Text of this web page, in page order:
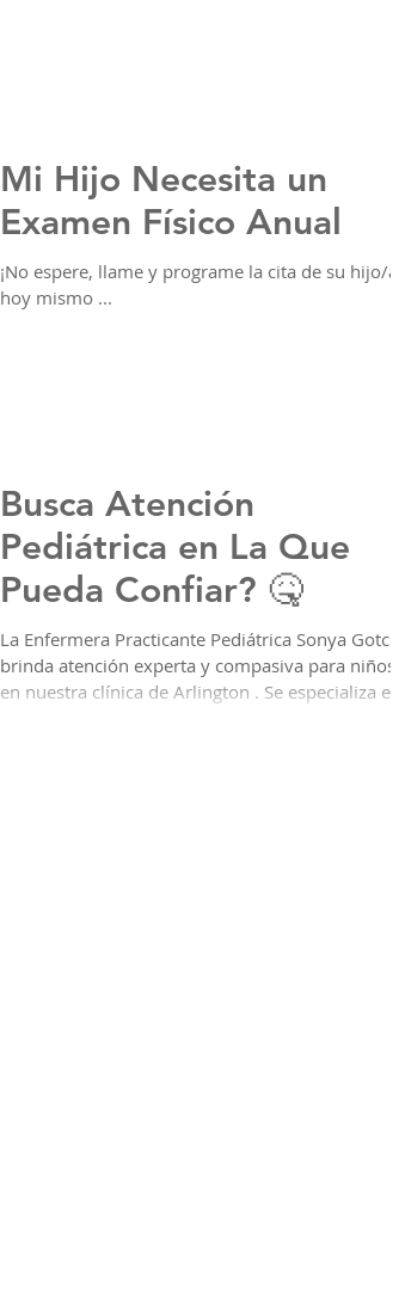
Mi Hijo Necesita un
Examen Físico Anual
¡No espere, llame y programe la cita de su hijo/a
hoy mismo ...
Busca Atención
Pediátrica en La Que
Pueda Confiar? 🤒
La Enfermera Practicante Pediátrica Sonya Gotch
brinda atención experta y compasiva para niños
en nuestra clínica de Arlington . Se especializa en